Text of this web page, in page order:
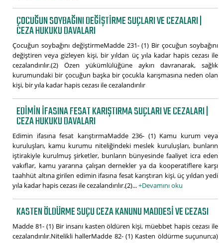
ÇOCUĞUN SOYBAĞINI DEĞIŞTIRME SUÇLARI VE CEZALARI |
CEZA HUKUKU DAVALARI
Çocuğun soybağını değiştirmeMadde 231- (1) Bir çocuğun soybağını
değiştiren veya gizleyen kişi, bir yıldan üç yıla kadar hapis cezası ile
cezalandırılır.(2) Özen yükümlülüğüne aykırı davranarak, sağlık
kurumundaki bir çocuğun başka bir çocukla karışmasına neden olan
kişi, bir yıla kadar hapis cezası ile cezalandırılır
EDIMIN IFASINA FESAT KARIŞTIRMA SUÇLARI VE CEZALARI |
CEZA HUKUKU DAVALARI
Edimin ifasına fesat karıştırmaMadde 236- (1) Kamu kurum veya
kuruluşları, kamu kurumu niteliğindeki meslek kuruluşları, bunların
iştirakiyle kurulmuş şirketler, bunların bünyesinde faaliyet icra eden
vakıflar, kamu yararına çalışan dernekler ya da kooperatiflere karşı
taahhüt altına girilen edimin ifasına fesat karıştıran kişi, üç yıldan yedi
yıla kadar hapis cezası ile cezalandırılır.(2)...+Devamını oku
KASTEN ÖLDÜRME SUÇU CEZA KANUNU MADDESI VE CEZASI
Madde 81- (1) Bir insanı kasten öldüren kişi, müebbet hapis cezası ile
cezalandırılır.Nitelikli hallerMadde 82- (1) Kasten öldürme suçunun;a)